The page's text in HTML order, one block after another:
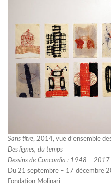
Sans titre, 2014, vue d’ensemble
Des lignes, du temps
Dessins de Concordia : 1948 – 2017
Du 21 septembre – 17 décembre
Fondation Molinari